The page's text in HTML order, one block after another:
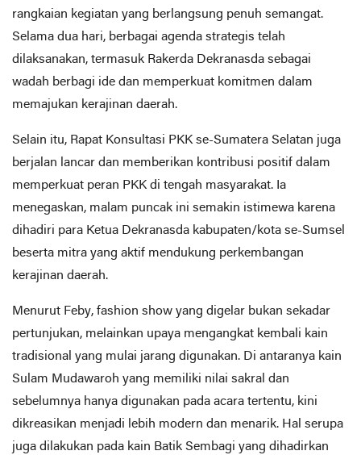
rangkaian kegiatan yang berlangsung penuh semangat.
Selama dua hari, berbagai agenda strategis telah
dilaksanakan, termasuk Rakerda Dekranasda sebagai
wadah berbagi ide dan memperkuat komitmen dalam
memajukan kerajinan daerah.
Selain itu, Rapat Konsultasi PKK se-Sumatera Selatan juga
berjalan lancar dan memberikan kontribusi positif dalam
memperkuat peran PKK di tengah masyarakat. Ia
menegaskan, malam puncak ini semakin istimewa karena
dihadiri para Ketua Dekranasda kabupaten/kota se-Sumsel
beserta mitra yang aktif mendukung perkembangan
kerajinan daerah.
Menurut Feby, fashion show yang digelar bukan sekadar
pertunjukan, melainkan upaya mengangkat kembali kain
tradisional yang mulai jarang digunakan. Di antaranya kain
Sulam Mudawaroh yang memiliki nilai sakral dan
sebelumnya hanya digunakan pada acara tertentu, kini
dikreasikan menjadi lebih modern dan menarik. Hal serupa
juga dilakukan pada kain Batik Sembagi yang dihadirkan